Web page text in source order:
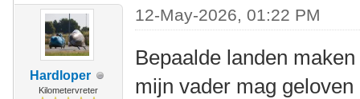
Hardloper
Kilometervreter
12-May-2026, 01:22 PM
Bepaalde landen
mijn vader mag